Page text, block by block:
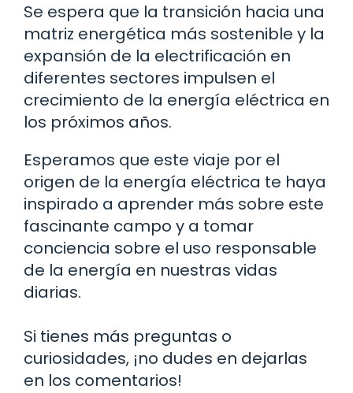
Se espera que la transición hacia una
matriz energética más sostenible y la
expansión de la electrificación en
diferentes sectores impulsen el
crecimiento de la energía eléctrica en
los próximos años.
Esperamos que este viaje por el
origen de la energía eléctrica te haya
inspirado a aprender más sobre este
fascinante campo y a tomar
conciencia sobre el uso responsable
de la energía en nuestras vidas
diarias.
Si tienes más preguntas o
curiosidades, ¡no dudes en dejarlas
en los comentarios!